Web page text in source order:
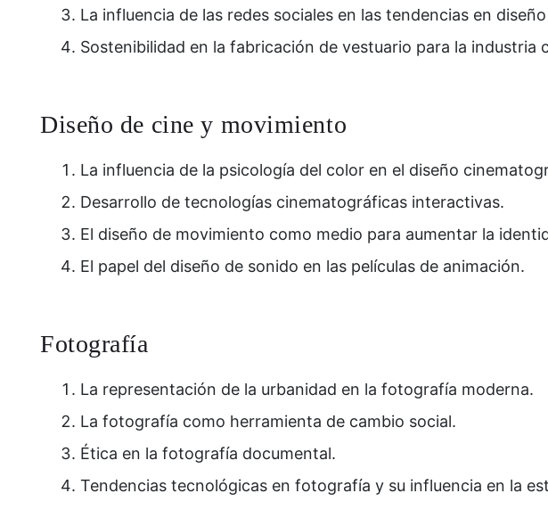
La influencia de las redes sociales en las tendencias en
Sostenibilidad en la fabricación de vestuario para la industria
Diseño de cine y movimiento
La influencia de la psicología del color en el diseño
Desarrollo de tecnologías cinematográficas interactivas.
El diseño de movimiento como medio para aumentar la
El papel del diseño de sonido en las películas de animación.
Fotografía
La representación de la urbanidad en la fotografía moderna.
La fotografía como herramienta de cambio social.
Ética en la fotografía documental.
Tendencias tecnológicas en fotografía y su influencia en la